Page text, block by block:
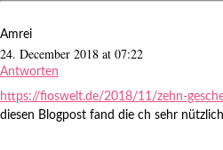
Amrei
24. December 2018 at 07:22
Antworten
https://fioswelt.de/2018/11/zehn-
diesen Blogpost fand die ch sehr